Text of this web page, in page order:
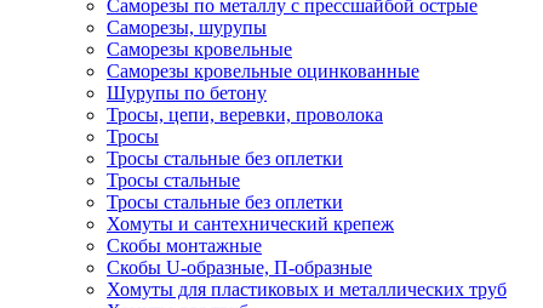
Саморезы по металлу с прессшайбой острые
Саморезы, шурупы
Саморезы кровельные
Саморезы кровельные оцинкованные
Шурупы по бетону
Тросы, цепи, веревки, проволока
Тросы
Тросы стальные без оплетки
Тросы стальные
Тросы стальные без оплетки
Хомуты и сантехнический крепеж
Скобы монтажные
Скобы U-образные, П-образные
Хомуты для пластиковых и металлических труб